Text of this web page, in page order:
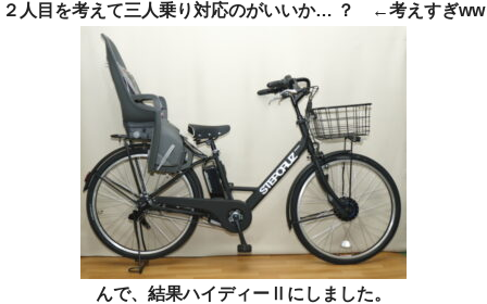
２人目を考えて三人乗り対応のがいいか… ？ ←考えすぎww
んで、結果ハイディーⅡにしました。